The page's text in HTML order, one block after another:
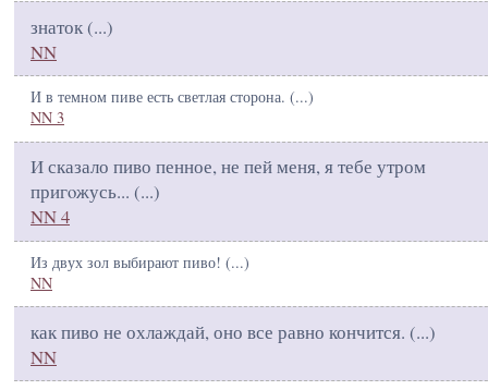
знаток (...)
NN
И в темном пиве есть светлая сторона. (...)
NN 3
И сказало пиво пенное, не пей меня, я тебе утром
пригoжусь... (...)
NN 4
Из двух зол выбирают пиво! (...)
NN
как пиво не охлаждай, оно все равно кончится. (...)
NN